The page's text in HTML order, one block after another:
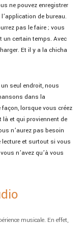
ne pouvez enregistrer
de bureau.
pas le faire ; vous
un certain temps. Avec
Et il y a la chicha
seul endroit, nous
dans la
lorsque vous créez
et qui proviennent de
n’aurez pas besoin
et surtout si vous
n’avez qu’à vous
musicale. En effet,